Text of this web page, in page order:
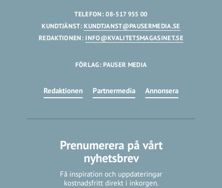
TELEFON: 08-517 955 00
KUNDTJÄNST:KUNDTJANST@PAUSERMEDIA.SE
REDAKTIONEN: INFO@KVALITETSMAGASINET.SE
FÖRLAG: PAUSER MEDIA
Redaktionen Partnermedia Annonsera
Prenumerera på vårt
nyhetsbrev
Få inspiration och uppdateringar
kostnadsfritt direkt i inkorgen.